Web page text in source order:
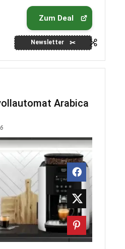
Zum Deal
Newsletter
Arabica